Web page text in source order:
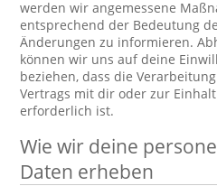
werden wir angemessene
entsprechend der Bedeutung
Änderungen zu informieren.
können wir uns auf deine
beziehen, dass die
Vertrags mit dir oder zur
erforderlich ist.
Wie wir deine
Daten erheben